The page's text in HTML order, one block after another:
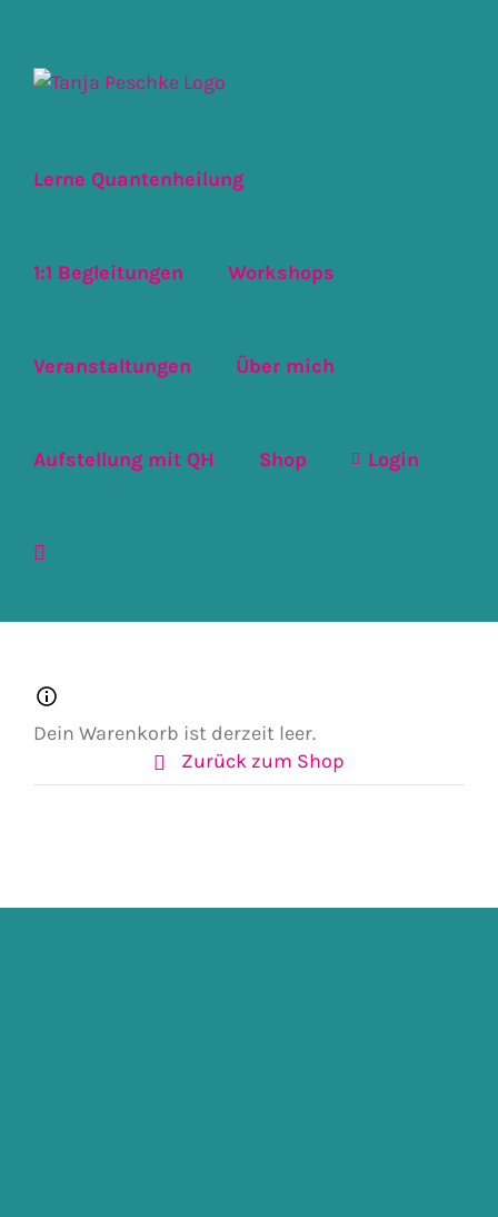
springen
Lerne Quantenheilung
1:1 Begleitungen Workshops
Veranstaltungen Über mich
Aufstellung mit QH Shop Login
Dein Warenkorb ist derzeit leer.
Zurück zum Shop